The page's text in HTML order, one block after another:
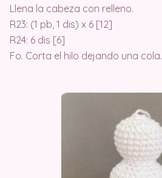
Llena la cabeza con relleno.
R23: (1 pb, 1 dis) x 6 [12]
R24: 6 dis [6]
Fo. Corta el hilo dejando una cola.